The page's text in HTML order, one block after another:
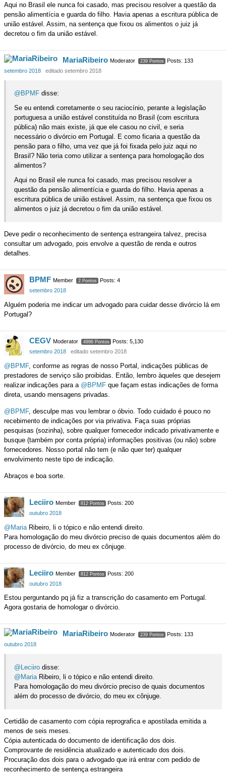
Aqui no Brasil ele nunca foi casado, mas precisou resolver a questão da
pensão alimentícia e guarda do filho. Havia apenas a escritura pública de
união estável. Assim, na sentença que fixou os alimentos o juiz já
decretou o fim da união estável.
MariaRibeiro Moderator 239 Pontos
Posts: 133
setembro 2018
editado setembro 2018
@BPMF disse:
Se eu entendi corretamente o seu raciocínio, perante a legislação
portuguesa a união estável constituída no Brasil (com escritura
pública) não mais existe, já que ele casou no civil, e seria
necessário o divórcio em Portugal. E como ficaria a questão da
pensão para o filho, uma vez que já foi fixada pelo juiz aqui no
Brasil? Não teria como utilizar a sentença para homologação dos
alimentos?
Aqui no Brasil ele nunca foi casado, mas precisou resolver a
questão da pensão alimentícia e guarda do filho. Havia apenas a
escritura pública de união estável. Assim, na sentença que fixou os
alimentos o juiz já decretou o fim da união estável.
Deve pedir o reconhecimento de sentença estrangeira talvez, precisa
consultar um advogado, pois envolve a questão de renda e outros
detalhes.
BPMF Member 2 Pontos
Posts: 4
setembro 2018
Alguém poderia me indicar um advogado para cuidar desse divórcio lá em
Portugal?
CEGV Moderator 4996 Pontos
Posts: 5,130
setembro 2018
editado setembro 2018
@BPMF, conforme as regras de nosso Portal, indicações públicas de
prestadores de serviço são proibidas. Então, lembro àqueles que desejem
realizar indicações para a @BPMF que façam estas indicações de forma
direta, usando mensagens privadas.
@BPMF, desculpe mas vou lembrar o óbvio. Todo cuidado é pouco no
recebimento de indicações por via privativa. Faça suas próprias
pesquisas (sozinha), sobre qualquer fornecedor indicado privativamente e
busque (também por conta própria) informações positivas (ou não) sobre
fornecedores. Nosso portal não tem (e não quer ter) qualquer
envolvimento neste tipo de indicação.
Abraços e boa sorte.
Leciiro Member 812 Pontos
Posts: 200
outubro 2018
@Maria Ribeiro, li o tópico e não entendi direito.
Para homologação do meu divórcio preciso de quais documentos além do
processo de divórcio, do meu ex cônjuge.
Leciiro Member 812 Pontos
Posts: 200
outubro 2018
Estou perguntando pq já fiz a transcrição do casamento em Portugal.
Agora gostaria de homologar o divórcio.
MariaRibeiro Moderator 239 Pontos
Posts: 133
outubro 2018
@Leciiro disse:
@Maria Ribeiro, li o tópico e não entendi direito.
Para homologação do meu divórcio preciso de quais documentos
além do processo de divórcio, do meu ex cônjuge.
Certidão de casamento com cópia reprografica e apostilada emitida a
menos de seis meses.
Cópia autenticada do documento de identificação dos dois.
Comprovante de residência atualizado e autenticado dos dois.
Procuração dos dois para o advogado que irá entrar com pedido de
reconhecimento de sentença estrangeira